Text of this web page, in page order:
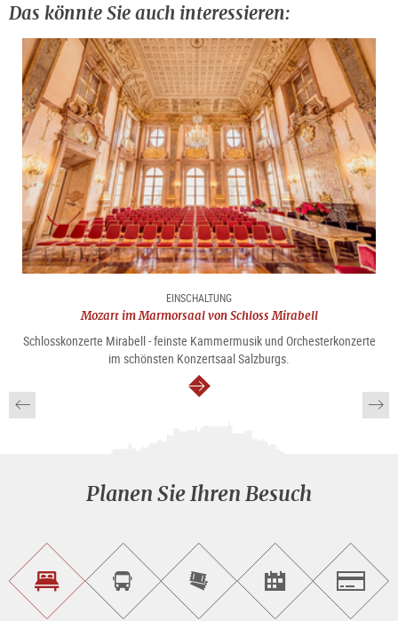
Das könnte Sie auch interessieren:
EINSCHALTUNG
Mozart im Marmorsaal von Schloss Mirabell
Schlosskonzerte Mirabell - feinste Kammermusik und Orchesterkonzerte
im schönsten Konzertsaal Salzburgs.
weiter
Planen Sie Ihren Besuch
Unterkunft<br>findenSightseeing<br>Tour
buchen
Tickets
online<br>kaufen
Events<br>finden